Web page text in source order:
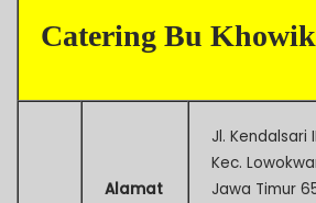
Catering Bu Khowik
Alamat
Jl. Kendalsari
Kec.
Jawa Timur